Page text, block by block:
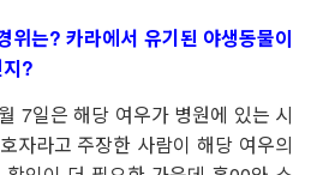
위는?카라에서 유기된 야생동물이
?
7일은 해당 여우가 병원에 있는 시
자라고 주장한 사람이 해당 여우의